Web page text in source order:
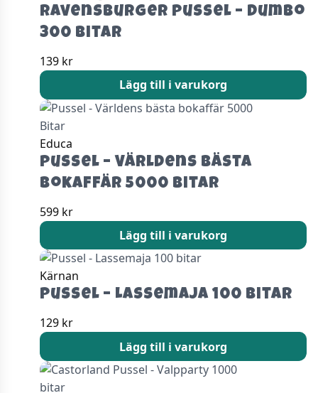
Ravensburger Pussel – Dumbo
300 bitar
139 kr
Lägg till i varukorg
Educa
Pussel – Världens bästa
bokaffär 5000 Bitar
599 kr
Lägg till i varukorg
Kärnan
Pussel – Lassemaja 100 bitar
129 kr
Lägg till i varukorg